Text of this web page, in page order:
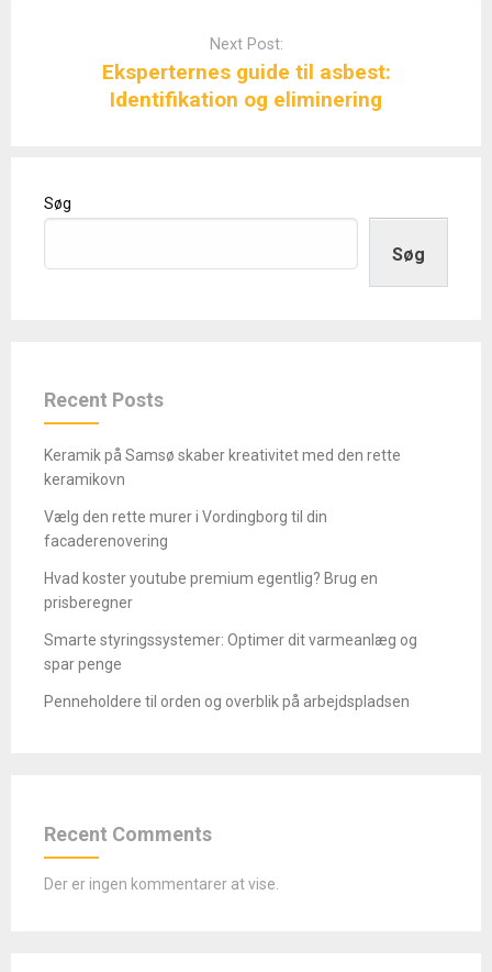
Next Post:
Eksperternes guide til asbest:
Identifikation og eliminering
Søg
Søg
Recent Posts
Keramik på Samsø skaber kreativitet med den rette
keramikovn
Vælg den rette murer i Vordingborg til din
facaderenovering
Hvad koster youtube premium egentlig? Brug en
prisberegner
Smarte styringssystemer: Optimer dit varmeanlæg og
spar penge
Penneholdere til orden og overblik på arbejdspladsen
Recent Comments
Der er ingen kommentarer at vise.